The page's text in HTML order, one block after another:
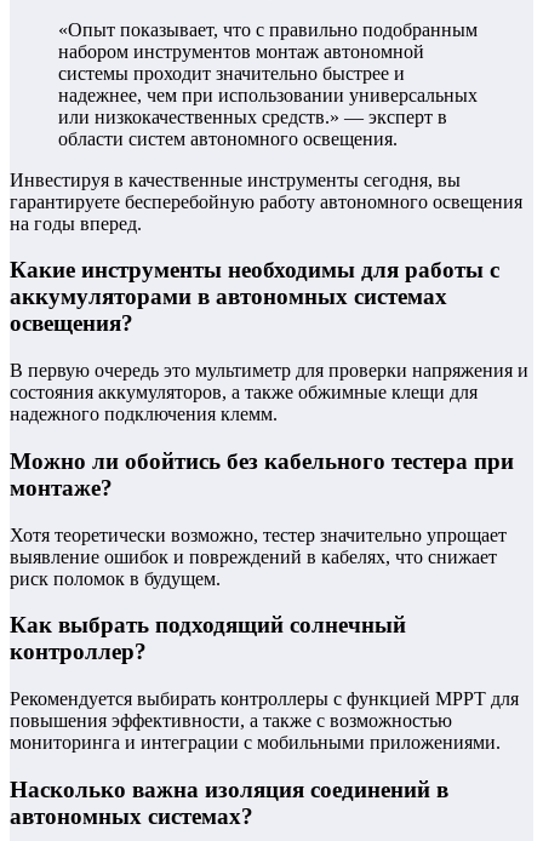
«Опыт показывает, что с правильно подобранным
набором инструментов монтаж автономной
системы проходит значительно быстрее и
надежнее, чем при использовании универсальных
или низкокачественных средств.» — эксперт в
области систем автономного освещения.
Инвестируя в качественные инструменты сегодня, вы
гарантируете бесперебойную работу автономного освещения
на годы вперед.
Какие инструменты необходимы для работы с
аккумуляторами в автономных системах
освещения?
В первую очередь это мультиметр для проверки напряжения и
состояния аккумуляторов, а также обжимные клещи для
надежного подключения клемм.
Можно ли обойтись без кабельного тестера при
монтаже?
Хотя теоретически возможно, тестер значительно упрощает
выявление ошибок и повреждений в кабелях, что снижает
риск поломок в будущем.
Как выбрать подходящий солнечный
контроллер?
Рекомендуется выбирать контроллеры с функцией MPPT для
повышения эффективности, а также с возможностью
мониторинга и интеграции с мобильными приложениями.
Насколько важна изоляция соединений в
автономных системах?